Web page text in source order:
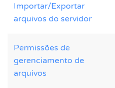
Importar/Exportar
arquivos do servidor
Permissões de
gerenciamento de
arquivos